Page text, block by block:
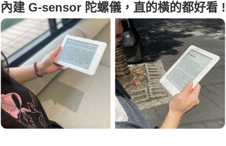
內建 G-sensor 陀螺儀，直的橫的都好看 !